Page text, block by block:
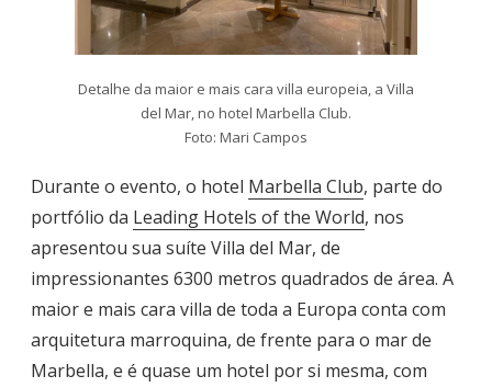
Detalhe da maior e mais cara villa europeia, a Villa
del Mar, no hotel Marbella Club.
Foto: Mari Campos
Durante o evento, o hotel Marbella Club, parte do
portfólio da Leading Hotels of the World, nos
apresentou sua suíte Villa del Mar, de
impressionantes 6300 metros quadrados de área. A
maior e mais cara villa de toda a Europa conta com
arquitetura marroquina, de frente para o mar de
Marbella, e é quase um hotel por si mesma, com